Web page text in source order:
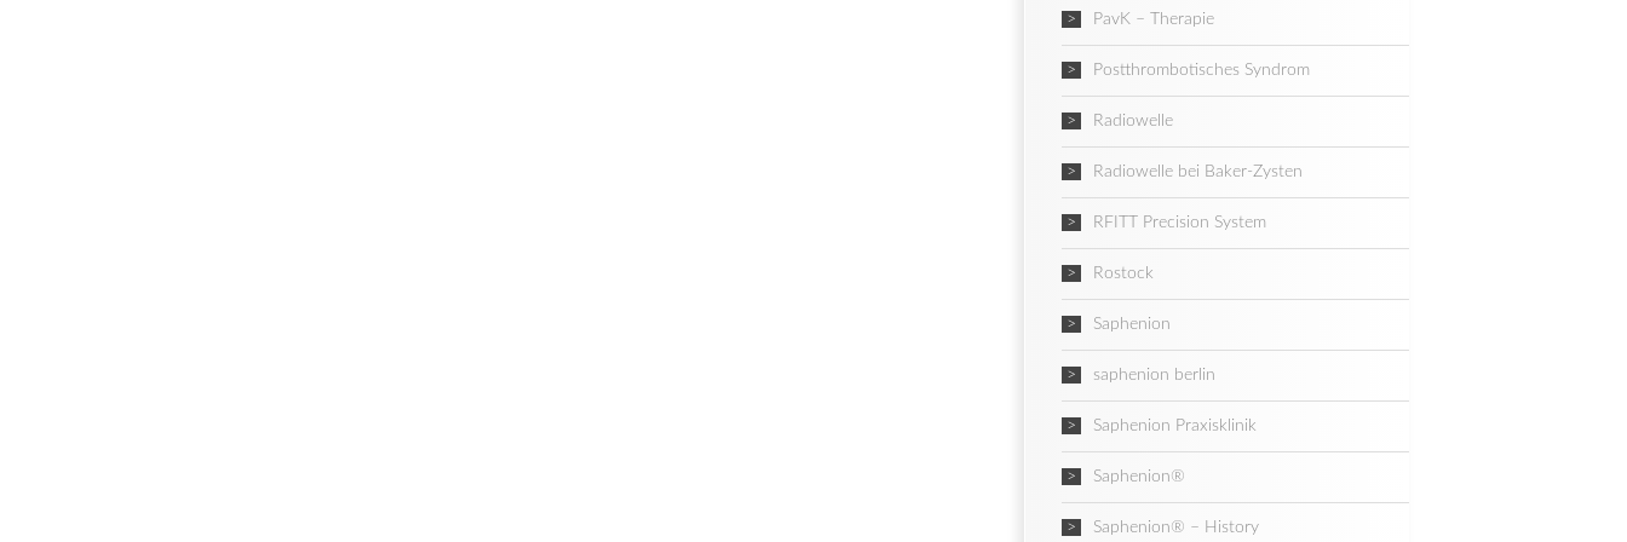
PavK – Therapie
Postthrombotisches Syndrom
Radiowelle
Radiowelle bei Baker-Zysten
RFITT Precision System
Rostock
Saphenion
saphenion berlin
Saphenion Praxisklinik
Saphenion®
Saphenion® – History